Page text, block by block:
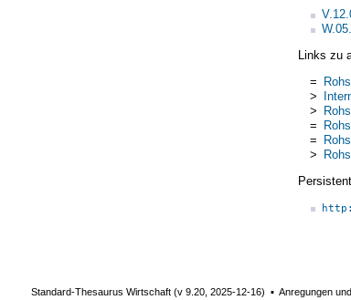
Links zu
=
>
>
=
=
>
Standard-Thesaurus Wirtschaft (v 9.20 2025-12-16) ▪ Anregungen